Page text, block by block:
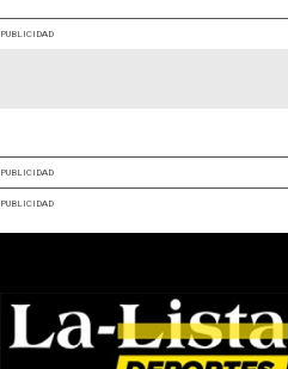
PUBLICIDAD
PUBLICIDAD
PUBLICIDAD